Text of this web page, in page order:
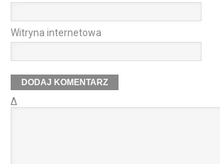
Witryna internetowa
Δ